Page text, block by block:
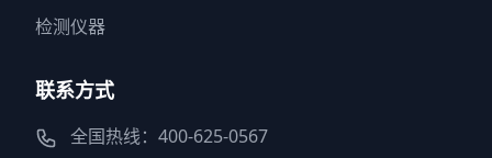
检测仪器
联系方式
全国热线：400-625-0567